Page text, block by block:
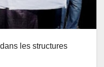
les structures